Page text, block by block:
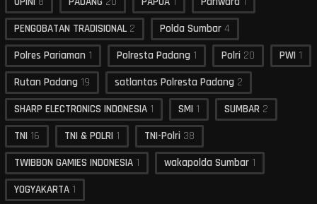
PENGOBATAN TRADISIONAL 2 Polda Sumbar 4
Polres Pariaman 1 Polresta Padang 1 Polri 20 PWI 1
Rutan Padang 19 satlantas Polresta Padang 2
SHARP ELECTRONICS INDONESIA 1 SMI 1 SUMBAR 2
TNI 16 TNI & POLRI 1 TNI-Polri 38
TWIBBON GAMIES INDONESIA 1 wakapolda Sumbar 1
YOGYAKARTA 1